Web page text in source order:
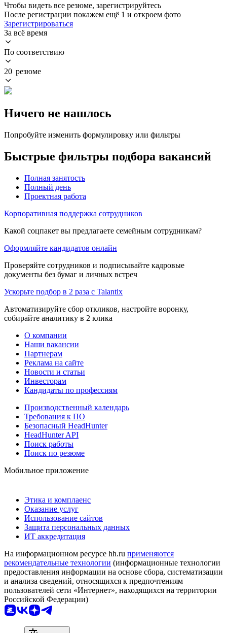
Чтобы видеть все резюме, зарегистрируйтесь
После регистрации покажем ещё 1 и откроем фото
Зарегистрироваться
За всё время
По соответствию
20 резюме
Ничего не нашлось
Попробуйте изменить формулировку или фильтры
Быстрые фильтры подбора вакансий
Полная занятость
Полный день
Проектная работа
Корпоративная поддержка сотрудников
Какой соцпакет вы предлагаете семейным сотрудникам?
Оформляйте кандидатов онлайн
Проверяйте сотрудников и подписывайте кадровые
документы без бумаг и личных встреч
Ускорьте подбор в 2 раза с Talantix
Автоматизируйте сбор откликов, настройте воронку,
собирайте аналитику в 2 клика
О компании
Наши вакансии
Партнерам
Реклама на сайте
Новости и статьи
Инвесторам
Кандидаты по профессиям
Производственный календарь
Требования к ПО
Безопасный HeadHunter
HeadHunter API
Поиск работы
Поиск по резюме
Мобильное приложение
Этика и комплаенс
Оказание услуг
Использование сайтов
Защита персональных данных
ИТ аккредитация
На информационном ресурсе hh.ru применяются
рекомендательные технологии (информационные технологии
предоставления информации на основе сбора, систематизации
и анализа сведений, относящихся к предпочтениям
пользователей сети «Интернет», находящихся на территории
Российской Федерации)